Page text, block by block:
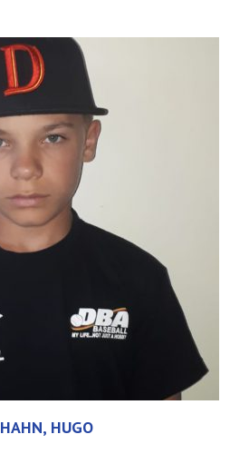
HAHN, HUGO